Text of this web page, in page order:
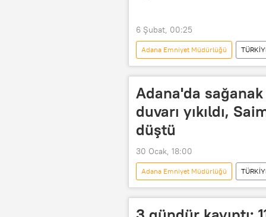
6 Şubat, 00:25
Adana Emniyet Müdürlüğü
Türkiye
Adana
Silivri Cumhuriyet Başsavcılığı
Adana'da
duvarı yıkıldı,
düştü
30 Ocak, 18:00
Adana Emniyet Müdürlüğü
Adana Büyükşehir Belediyesi